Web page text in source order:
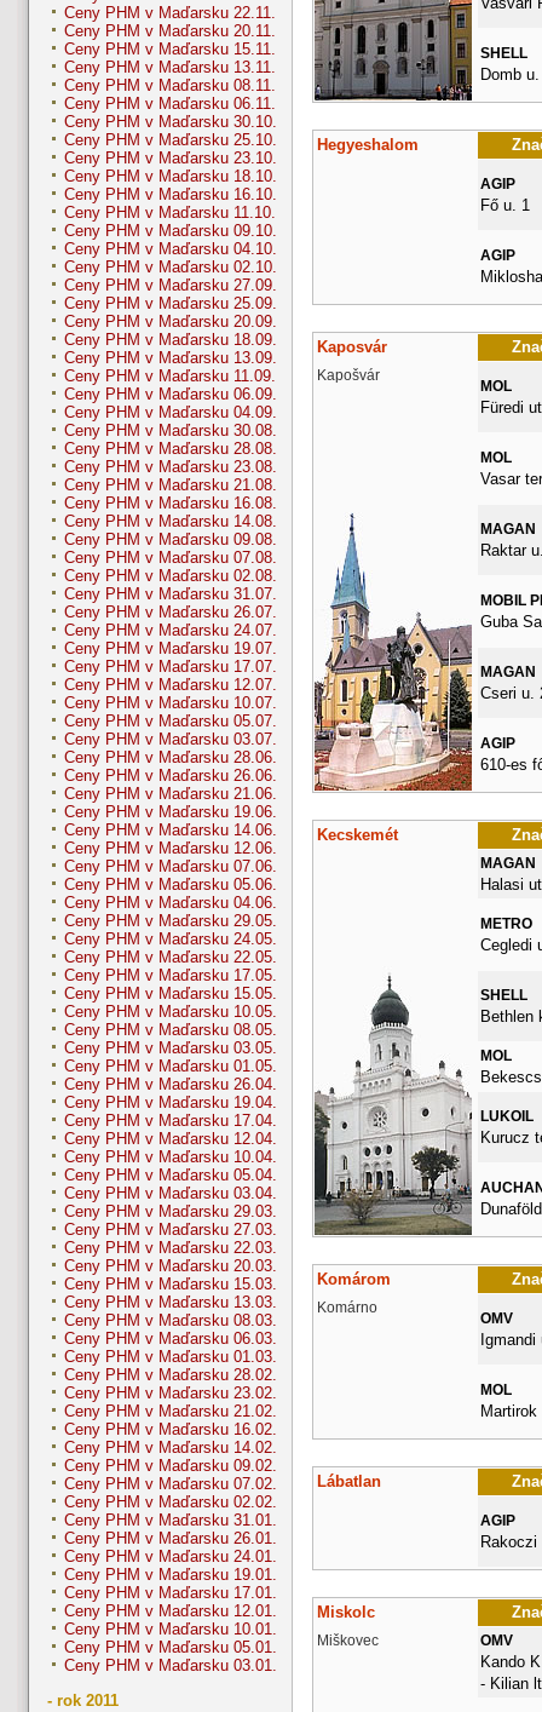
Ceny PHM v Maďarsku 22.11.
Ceny PHM v Maďarsku 20.11.
Ceny PHM v Maďarsku 15.11.
Ceny PHM v Maďarsku 13.11.
Ceny PHM v Maďarsku 08.11.
Ceny PHM v Maďarsku 06.11.
Ceny PHM v Maďarsku 30.10.
Ceny PHM v Maďarsku 25.10.
Ceny PHM v Maďarsku 23.10.
Ceny PHM v Maďarsku 18.10.
Ceny PHM v Maďarsku 16.10.
Ceny PHM v Maďarsku 11.10.
Ceny PHM v Maďarsku 09.10.
Ceny PHM v Maďarsku 04.10.
Ceny PHM v Maďarsku 02.10.
Ceny PHM v Maďarsku 27.09.
Ceny PHM v Maďarsku 25.09.
Ceny PHM v Maďarsku 20.09.
Ceny PHM v Maďarsku 18.09.
Ceny PHM v Maďarsku 13.09.
Ceny PHM v Maďarsku 11.09.
Ceny PHM v Maďarsku 06.09.
Ceny PHM v Maďarsku 04.09.
Ceny PHM v Maďarsku 30.08.
Ceny PHM v Maďarsku 28.08.
Ceny PHM v Maďarsku 23.08.
Ceny PHM v Maďarsku 21.08.
Ceny PHM v Maďarsku 16.08.
Ceny PHM v Maďarsku 14.08.
Ceny PHM v Maďarsku 09.08.
Ceny PHM v Maďarsku 07.08.
Ceny PHM v Maďarsku 02.08.
Ceny PHM v Maďarsku 31.07.
Ceny PHM v Maďarsku 26.07.
Ceny PHM v Maďarsku 24.07.
Ceny PHM v Maďarsku 19.07.
Ceny PHM v Maďarsku 17.07.
Ceny PHM v Maďarsku 12.07.
Ceny PHM v Maďarsku 10.07.
Ceny PHM v Maďarsku 05.07.
Ceny PHM v Maďarsku 03.07.
Ceny PHM v Maďarsku 28.06.
Ceny PHM v Maďarsku 26.06.
Ceny PHM v Maďarsku 21.06.
Ceny PHM v Maďarsku 19.06.
Ceny PHM v Maďarsku 14.06.
Ceny PHM v Maďarsku 12.06.
Ceny PHM v Maďarsku 07.06.
Ceny PHM v Maďarsku 05.06.
Ceny PHM v Maďarsku 04.06.
Ceny PHM v Maďarsku 29.05.
Ceny PHM v Maďarsku 24.05.
Ceny PHM v Maďarsku 22.05.
Ceny PHM v Maďarsku 17.05.
Ceny PHM v Maďarsku 15.05.
Ceny PHM v Maďarsku 10.05.
Ceny PHM v Maďarsku 08.05.
Ceny PHM v Maďarsku 03.05.
Ceny PHM v Maďarsku 01.05.
Ceny PHM v Maďarsku 26.04.
Ceny PHM v Maďarsku 19.04.
Ceny PHM v Maďarsku 17.04.
Ceny PHM v Maďarsku 12.04.
Ceny PHM v Maďarsku 10.04.
Ceny PHM v Maďarsku 05.04.
Ceny PHM v Maďarsku 03.04.
Ceny PHM v Maďarsku 29.03.
Ceny PHM v Maďarsku 27.03.
Ceny PHM v Maďarsku 22.03.
Ceny PHM v Maďarsku 20.03.
Ceny PHM v Maďarsku 15.03.
Ceny PHM v Maďarsku 13.03.
Ceny PHM v Maďarsku 08.03.
Ceny PHM v Maďarsku 06.03.
Ceny PHM v Maďarsku 01.03.
Ceny PHM v Maďarsku 28.02.
Ceny PHM v Maďarsku 23.02.
Ceny PHM v Maďarsku 21.02.
Ceny PHM v Maďarsku 16.02.
Ceny PHM v Maďarsku 14.02.
Ceny PHM v Maďarsku 09.02.
Ceny PHM v Maďarsku 07.02.
Ceny PHM v Maďarsku 02.02.
Ceny PHM v Maďarsku 31.01.
Ceny PHM v Maďarsku 26.01.
Ceny PHM v Maďarsku 24.01.
Ceny PHM v Maďarsku 19.01.
Ceny PHM v Maďarsku 17.01.
Ceny PHM v Maďarsku 12.01.
Ceny PHM v Maďarsku 10.01.
Ceny PHM v Maďarsku 05.01.
Ceny PHM v Maďarsku 03.01.
- rok 2011
SHELL
Domb
Hegyeshalom
AGIP
Fő u. 1
AGIP
Kaposvár
Kapošvár
MOL
Füredi
MOL
Vasar ter
MAGAN
Raktar
MOBIL
Guba
MAGAN
Cseri u.
AGIP
610-es
Kecskemét
MAGAN
Halasi
METRO
Cegledi
SHELL
Bethlen
MOL
LUKOIL
Kurucz
Komárom
Komárno
OMV
Igmandi
MOL
Martirok
Lábatlan
AGIP
Rakoczi
Miskolc
Miškovec OMV
Kando
- Kilian